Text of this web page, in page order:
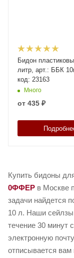
Бидон
литр, арт.: ББК
код: 23163
Много
от 435 ₽
Купить бидоны
0ФФЕР в Москве
задачи найдется
10 л. Наши сейлзы
течение 30 минут
электронную
отписывается вам